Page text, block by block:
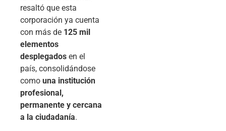
resaltó que esta
corporación ya cuenta
con más de 125 mil
elementos
desplegados en el
país, consolidándose
como una institución
profesional,
permanente y cercana
a la ciudadanía.